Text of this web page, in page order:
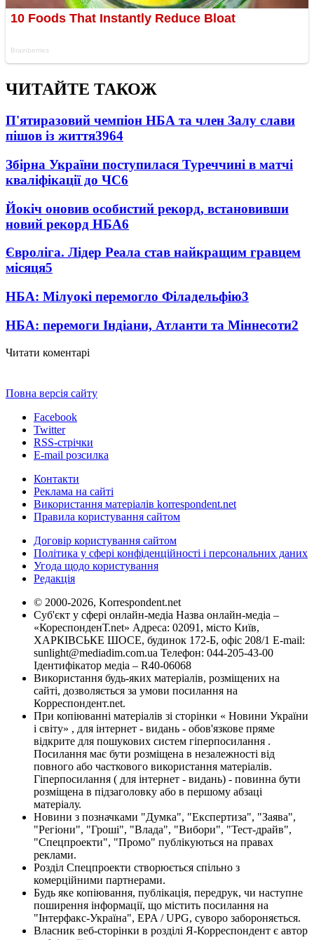
ЧИТАЙТЕ ТАКОЖ
П'ятиразовий чемпіон НБА та член Залу слави
пішов із життя3964
Збірна України поступилася Туреччині в матчі
кваліфікації до ЧС6
Йокіч оновив особистий рекорд, встановивши
новий рекорд НБА6
Євроліга. Лідер Реала став найкращим гравцем
місяця5
НБА: Мілуокі перемогло Філадельфію3
НБА: перемоги Індіани, Атланти та Міннесоти2
Читати коментарі
Повна версія сайту
Facebook
Twitter
RSS-стрічки
E-mail розсилка
Контакти
Реклама на сайті
Використання матеріалів korrespondent.net
Правила користування сайтом
Договір користування сайтом
Політика у сфері конфіденційності і персональних даних
Угода щодо користування
Редакція
© 2000-2026, Korrespondent.net
Суб'єкт у сфері онлайн-медіа Назва онлайн-медіа –
«КореспонденТ.net» Адреса: 02091, місто Київ,
ХАРКІВСЬКЕ ШОСЕ, будинок 172-Б, офіс 208/1 E-mail:
sunlight@mediadim.com.ua Телефон: 044-205-43-00
Ідентифікатор медіа – R40-06068
Використання будь-яких матеріалів, розміщених на
сайті, дозволяється за умови посилання на
Корреспондент.net.
При копіюванні матеріалів зі сторінки « Новини України
і світу» , для інтернет - видань - обов'язкове пряме
відкрите для пошукових систем гіперпосилання .
Посилання має бути розміщена в незалежності від
повного або часткового використання матеріалів.
Гіперпосилання ( для інтернет - видань) - повинна бути
розміщена в підзаголовку або в першому абзаці
матеріалу.
Новини з позначками "Думка", "Експертиза", "Заява",
"Регіони", "Гроші", "Влада", "Вибори", "Тест-драйв",
"Спецпроекти", "Промо" публікуються на правах
реклами.
Розділ Спецпроекти створюється спільно з
комерційними партнерами.
Будь яке копіювання, публікація, передрук, чи наступне
поширення інформації, що містить посилання на
"Інтерфакс-Україна", EPA / UPG, суворо забороняється.
Власник веб-сторінки в розділі Я-Корреспондент є автор